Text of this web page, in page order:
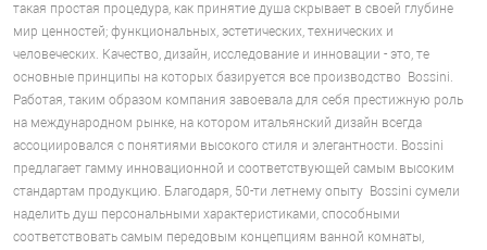
такая простая процедура, как принятие душа скрывает в своей глубине
мир ценностей; функциональных, эстетических, технических и
человеческих. Качество, дизайн, исследование и инновации - это, те
основные принципы на которых базируется все производство Bossini.
Работая, таким образом компания завоевала для себя престижную роль
на международном рынке, на котором итальянский дизайн всегда
ассоциировался с понятиями высокого стиля и элегантности. Bossini
предлагает гамму инновационной и соответствующей самым высоким
стандартам продукцию. Благодаря, 50-ти летнему опыту Bossini сумели
наделить душ персональными характеристиками, способными
соответствовать самым передовым концепциям ванной комнаты,